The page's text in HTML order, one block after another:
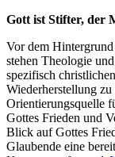
Gott ist Stifter, der
Vor dem
stehen Theologie
spezifisch
Wiederherstellung
Orientierungsquelle
Gottes Frieden und
Blick auf Gottes
Glaubende eine